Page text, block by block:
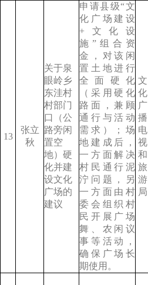
13
张立
秋
关于泉
眼岭乡
东洼村
村部门
口（公
路旁闲
置空
地）硬
化并建
设文化
广场的
建议
申请县级“文
化广场建设
+文化设
施”组合资
金，对该闲
置土地进行
全面硬化
（采用硬化
路面，兼顾
通行与活动
需求）；场
地建成后，
一方面解决
村民通行泥
泞问题，另
一方面由村
委会组织村
民开展广场
舞、农闲议
事等活动，
确保广场长
期使用。
文
化
广
播
电
视
和
旅
游
局